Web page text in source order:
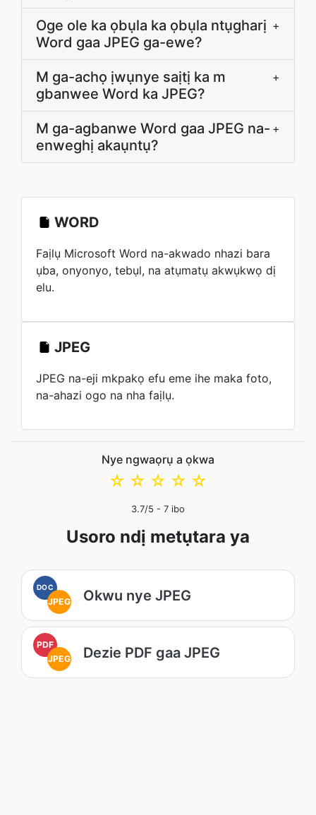
Oge ole ka ọbụla ka ọbụla ntụgharị
Word gaa JPEG ga-ewe?
+
M ga-achọ ịwụnye saịtị ka m
gbanwee Word ka JPEG?
+
M ga-agbanwe Word gaa JPEG na-
enweghị akaụntụ?
+
WORD
Faịlụ Microsoft Word na-akwado nhazi bara
ụba, onyonyo, tebụl, na atụmatụ akwụkwọ dị
elu.
JPEG
JPEG na-eji mkpakọ efu eme ihe maka foto,
na-ahazi ogo na nha faịlụ.
Nye ngwaọrụ a ọkwa
☆
☆
☆
☆
☆
3.7/5 - 7 ibo
Usoro ndị metụtara ya
DOC
JPEG Okwu nye JPEG
PDF
JPEG
Dezie PDF gaa JPEG